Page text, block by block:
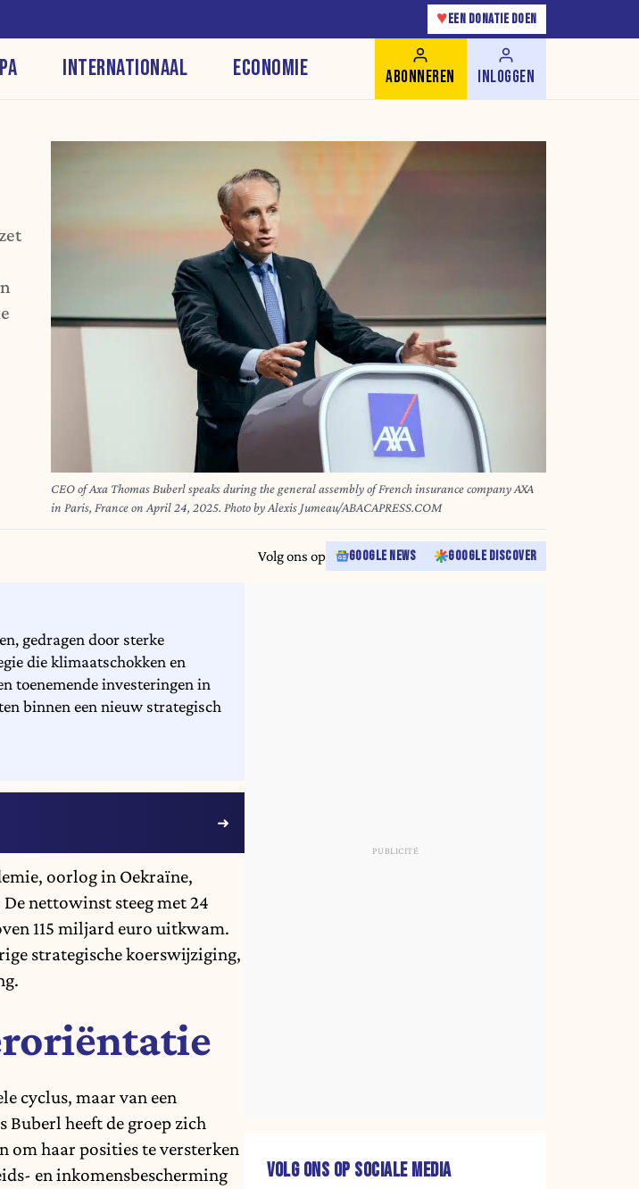
♥ EEN DONATIE DOEN
INTERNATIONAAL ECONOMIE ABONNEREN INLOGGEN
CEO of Axa Thomas Buberl speaks during the general assembly of French insurance company AXA
in Paris, France on April 24, 2025. Photo by Alexis Jumeau/ABACAPRESS.COM
Volg ons op GOOGLE NEWS GOOGLE DISCOVER
gedragen door sterke
die klimaatschokken en
toenemende investeringen in
binnen een nieuw strategisch
oorlog in Oekraïne,
nettowinst steeg met 24
115 miljard euro uitkwam.
strategische koerswijziging,
cyclus, maar van een
heeft de groep zich
om haar posities te versterken
en inkomensbescherming
VOLG ONS OP SOCIALE MEDIA